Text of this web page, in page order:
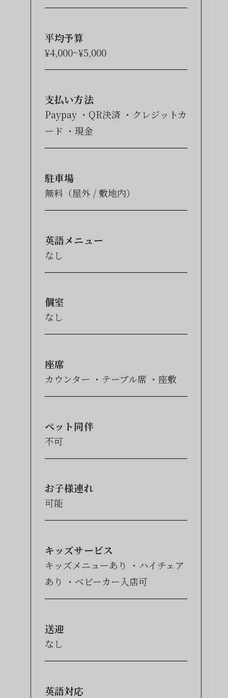
平均予算
¥4,000~¥5,000
支払い方法
Paypay QR決済
クレジットカ
ード
現金
駐車場
無料（屋外 / 敷地内）
英語メニュー
なし
個室
なし
座席
カウンター テーブル席 座敷
ペット同伴
不可
お子様連れ
可能
キッズサービス
キッズメニューあり
ハイチェア
あり
ベビーカー入店可
送迎
なし
英語対応